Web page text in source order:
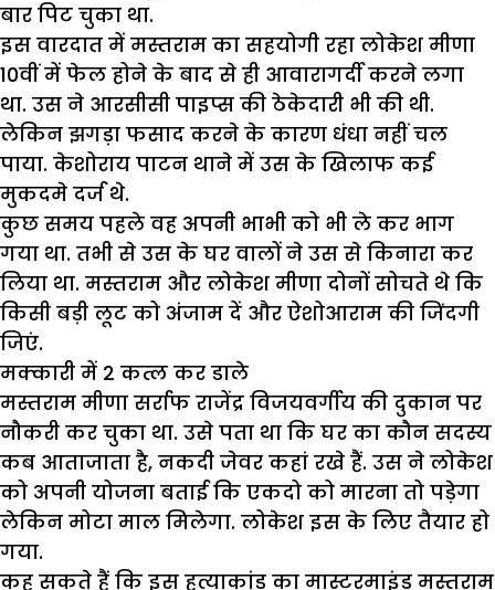
बार पिट चुका था.
इस वारदात में मस्तराम का सहयोगी रहा लोकेश मीणा
10वीं में फेल होने के बाद से ही आवारागर्दी करने लगा
था. उस ने आरसीसी पाइप्स की ठेकेदारी भी की थी.
लेकिन झगड़ा फसाद करने के कारण धंधा नहीं चल
पाया. केशोराय पाटन थाने में उस के खिलाफ कई
मुकदमे दर्ज थे.
कुछ समय पहले वह अपनी भाभी को भी ले कर भाग
गया था. तभी से उस के घर वालों ने उस से किनारा कर
लिया था. मस्तराम और लोकेश मीणा दोनों सोचते थे कि
किसी बड़ी लूट को अंजाम दें और ऐशोआराम की जिंदगी
जिएं.
मक्कारी में 2 कत्ल कर डाले
मस्तराम मीणा सर्राफ राजेंद्र विजयवर्गीय की दुकान पर
नौकरी कर चुका था. उसे पता था कि घर का कौन सदस्य
कब आताजाता है, नकदी जेवर कहां रखे हैं. उस ने लोकेश
को अपनी योजना बताई कि एकदो को मारना तो पड़ेगा
लेकिन मोटा माल मिलेगा. लोकेश इस के लिए तैयार हो
गया.
कह सकते हैं कि इस हत्याकांड का मास्टरमाइंड मस्तराम